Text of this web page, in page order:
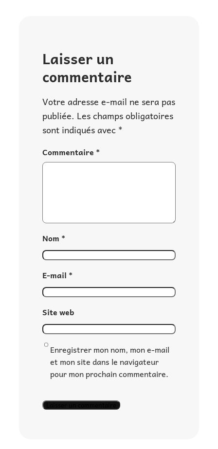
Laisser un
commentaire
Votre adresse e-mail ne sera pas
publiée. Les champs obligatoires
sont indiqués avec *
Commentaire *
Nom *
E-mail *
Site web
Enregistrer mon nom, mon e-mail
et mon site dans le navigateur
pour mon prochain commentaire.